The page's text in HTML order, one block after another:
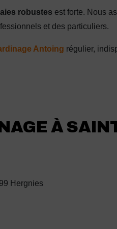
robustes est forte. Nous
et des particuliers.
Antoing régulier,
À
Hergnies